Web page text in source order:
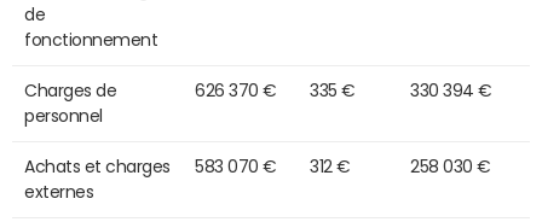
de
fonctionnement
Charges de
personnel
626 370 € 335 € 330 394 €
Achats et charges
externes
583 070 € 312 € 258 030 €